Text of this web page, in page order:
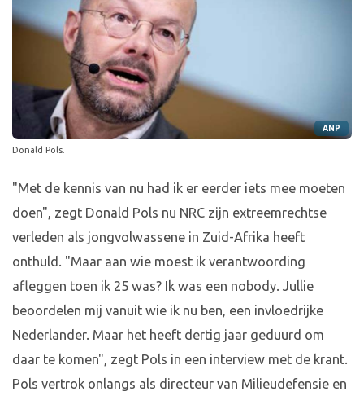
ANP
Donald Pols.
"Met de kennis van nu had ik er eerder iets mee moeten
doen", zegt Donald Pols nu NRC zijn extreemrechtse
verleden als jongvolwassene in Zuid-Afrika heeft
onthuld. "Maar aan wie moest ik verantwoording
afleggen toen ik 25 was? Ik was een nobody. Jullie
beoordelen mij vanuit wie ik nu ben, een invloedrijke
Nederlander. Maar het heeft dertig jaar geduurd om
daar te komen", zegt Pols in een interview met de krant.
Pols vertrok onlangs als directeur van Milieudefensie en